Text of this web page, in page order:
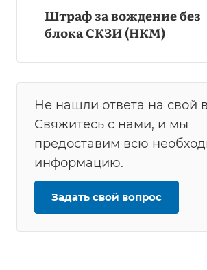
Штраф за вождение без
блока СКЗИ (НКМ)
Не нашли ответа на свой
Свяжитесь с нами, и мы
предоставим всю
информацию.
Задать свой вопрос